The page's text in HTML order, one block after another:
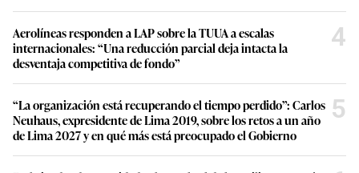
Aerolíneas responden a LAP sobre la TUUA a escalas
internacionales: “Una reducción parcial deja intacta la
desventaja competitiva de fondo”
4
“La organización está recuperando el tiempo perdido”: Carlos
Neuhaus, expresidente de Lima 2019, sobre los retos a un año
de Lima 2027 y en qué más está preocupado el Gobierno
5